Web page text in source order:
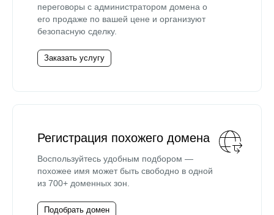
переговоры с администратором домена о
его продаже по вашей цене и организуют
безопасную сделку.
Заказать услугу
Регистрация похожего домена
Воспользуйтесь удобным подбором —
похожее имя может быть свободно в одной
из 700+ доменных зон.
Подобрать домен